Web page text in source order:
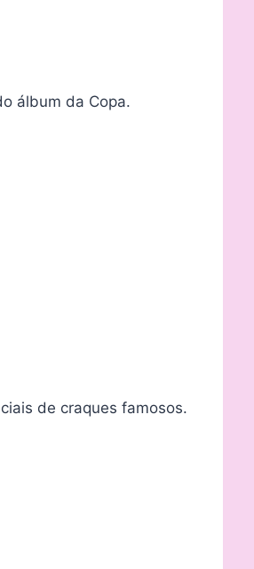
álbum da Copa.
de craques famosos.